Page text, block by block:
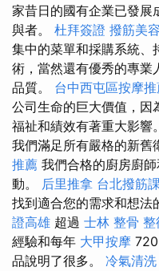
家昔日的國有企業已發展
與者。 杜拜簽證 撥筋美容
集中的菜單和採購系統、
術，當然還有優秀的專業
品質。 台中西屯區按摩
公司生命的巨大價值，因
福祉和績效有著重大影響
我們滿足所有嚴格的新舊
推薦 我們合格的廚房廚
動。 后里推拿 台北撥筋
找到適合您的需求和想法
證高雄 超過 士林 整骨 整
經驗和每年 大甲按摩 720
品說明了很多。 冷氣清洗